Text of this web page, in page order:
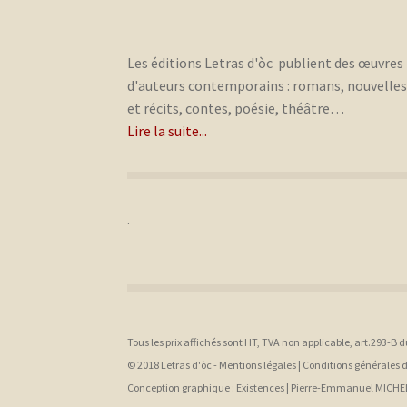
Les éditions Letras d'òc publient des œuvres
d'auteurs contemporains : romans, nouvelles
et récits, contes, poésie, théâtre…
Lire la suite...
.
Tous les prix affichés sont HT, TVA non applicable, art.293-B
© 2018 Letras d'òc - Mentions légales | Conditions générales
Conception graphique : Existences | Pierre-Emmanuel MICHEL